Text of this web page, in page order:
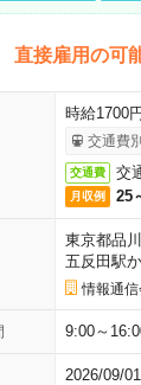
直接雇用の可
時給1700
交通費
交通費 交
月収例 25
東京都品
五反田駅
情報通信
9:00～
2026/09/